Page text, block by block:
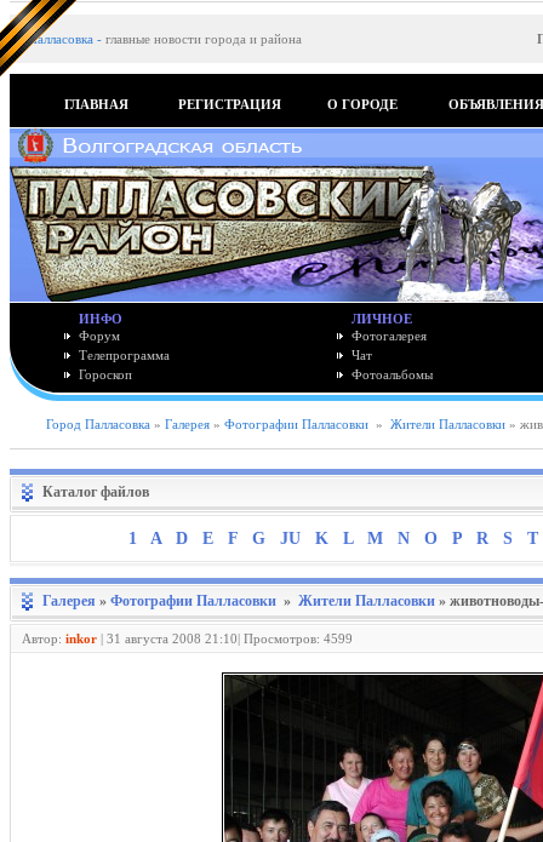
Палласовка - главные новости города и района
ГЛАВНАЯ РЕГИСТРАЦИЯ О ГОРОДЕ ОБЪЯВЛЕНИЯ
ИНФО
Форум
Телепрограмма
Гороскоп
ЛИЧНОЕ
Фотогалерея
Чат
Фотоальбомы
Город Палласовка » Галерея » Фотографии Палласовки » Жители Палласовки »
Каталог файлов
1 A D E F G JU K L M N O P R S T
Галерея » Фотографии Палласовки » Жители Палласовки »
Автор: inkor | 31 августа 2008 21:10| Просмотров: 4599